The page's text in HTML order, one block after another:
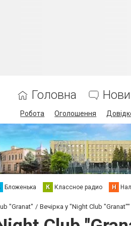
Головна
Робота Оголошення
Бложенька К Классное радио Н
"Granat" Вечірка у "Night Club "Granat""